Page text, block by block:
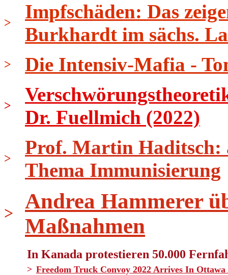
>
Impfschäden: Das
Burkhardt im sächs.
> Die Intensiv-Mafia -
>
Dr. Fuellmich (2022)
>
Prof. Martin Haditsch:
Thema Immunisierung
>
Andrea Hammerer
Maßnahmen
In Kanada protestieren 50.000
> Freedom Truck Convoy 2022 Arrives In